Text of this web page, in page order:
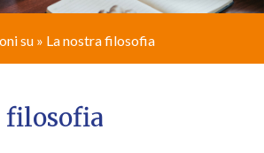
su » La nostra filosofia
filosofia